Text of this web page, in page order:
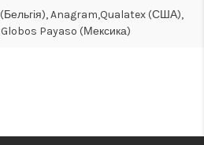
(Бельгія), Anagram,Qualatex (США),
Globos Payaso (Мексика)